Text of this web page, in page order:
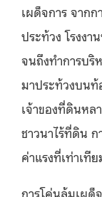
เผด็จการ จาก
ประท้วง โรงง
จนถึงทำการบริ
มาประท้วงบนท้
เจ้าของที่ดินหล
ชาวนาไร้ที่ดิน ก
ค่าแรงที่เท่าเที
การโค่นล้มเผด็